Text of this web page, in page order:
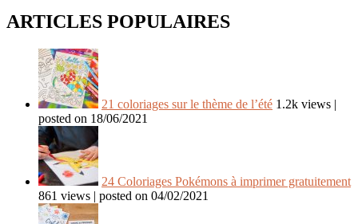
ARTICLES POPULAIRES
21 coloriages sur le thème de l’été 1.2k views |
posted on 18/06/2021
24 Coloriages Pokémons à imprimer gratuitement
861 views | posted on 04/02/2021